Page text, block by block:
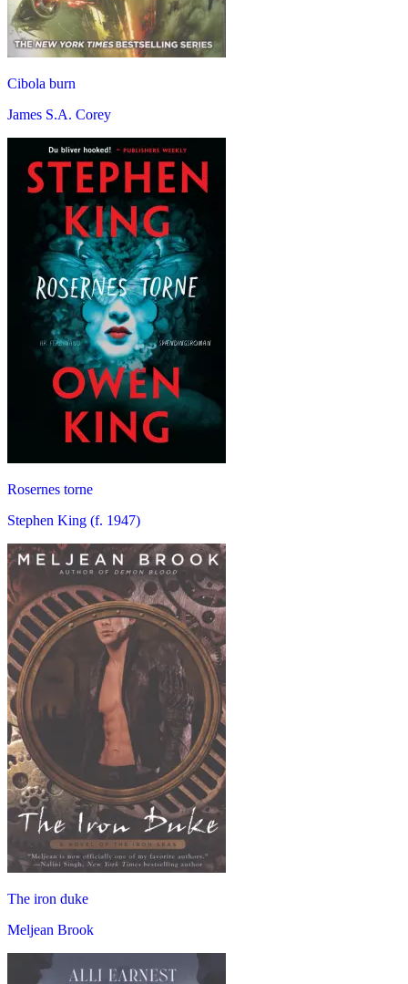
Cibola burn
James S.A. Corey
Rosernes torne
Stephen King (f. 1947)
The iron duke
Meljean Brook